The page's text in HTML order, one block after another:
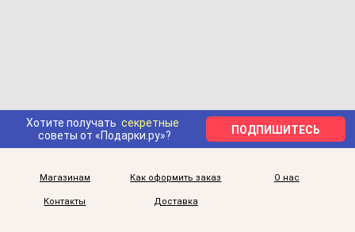
Хотите получать секретные
советы от «Подарки.ру»?
ПОДПИШИТЕСЬ
Магазинам Как оформить заказ О нас
Контакты Доставка